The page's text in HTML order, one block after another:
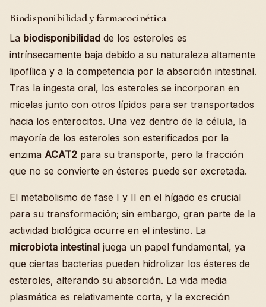
Biodisponibilidad y farmacocinética
La biodisponibilidad de los esteroles es
intrínsecamente baja debido a su naturaleza altamente
lipofílica y a la competencia por la absorción intestinal.
Tras la ingesta oral, los esteroles se incorporan en
micelas junto con otros lípidos para ser transportados
hacia los enterocitos. Una vez dentro de la célula, la
mayoría de los esteroles son esterificados por la
enzima ACAT2 para su transporte, pero la fracción
que no se convierte en ésteres puede ser excretada.
El metabolismo de fase I y II en el hígado es crucial
para su transformación; sin embargo, gran parte de la
actividad biológica ocurre en el intestino. La
microbiota intestinal juega un papel fundamental, ya
que ciertas bacterias pueden hidrolizar los ésteres de
esteroles, alterando su absorción. La vida media
plasmática es relativamente corta, y la excreción